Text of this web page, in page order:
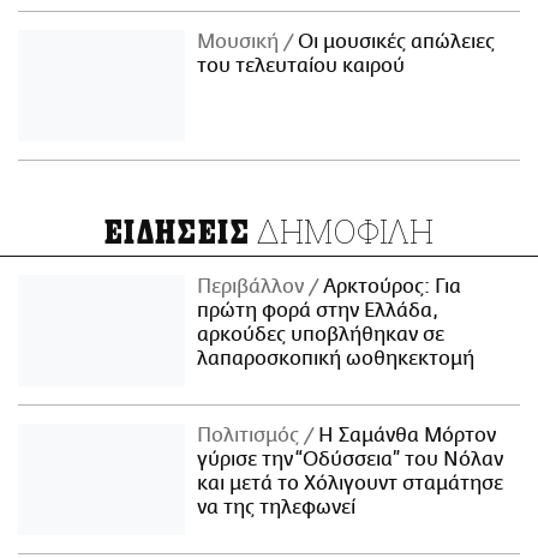
Μουσική
Οι μουσικές απώλειες
του τελευταίου καιρού
ΕΙΔΗΣΕΙΣ ΔΗΜΟΦΙΛΗ
Περιβάλλον
Αρκτούρος: Για
πρώτη φορά στην Ελλάδα,
αρκούδες υποβλήθηκαν σε
λαπαροσκοπική ωοθηκεκτομή
Πολιτισμός
Η Σαμάνθα Μόρτον
γύρισε την “Οδύσσεια” του Νόλαν
και μετά το Χόλιγουντ σταμάτησε
να της τηλεφωνεί